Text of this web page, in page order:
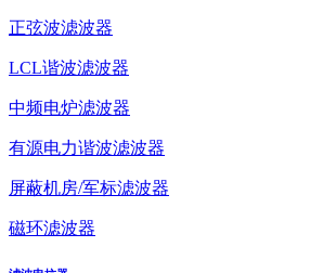
正弦波滤波器
LCL谐波滤波器
中频电炉滤波器
有源电力谐波滤波器
屏蔽机房/军标滤波器
磁环滤波器